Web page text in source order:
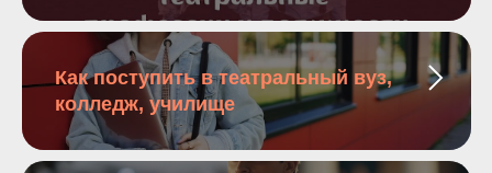
Как поступить в театральный вуз,
колледж, училище